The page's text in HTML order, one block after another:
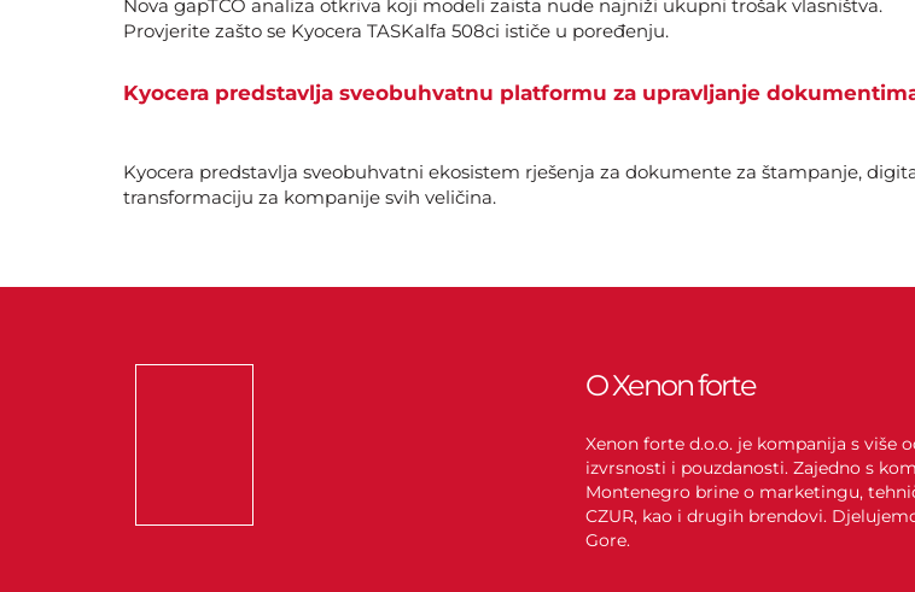
Nova gapTCO analiza otkriva koji modeli zaista nude najniži ukupni trošak vlasništva.
Provjerite zašto se Kyocera TASKalfa 508ci ističe u poređenju.
Kyocera predstavlja sveobuhvatnu platformu za upravljanje
Kyocera predstavlja sveobuhvatni ekosistem rješenja za dokumente za štampanje,
transformaciju za kompanije svih veličina.
O Xenon forte
Xenon forte d.o.o. je kompanija s više
izvrsnosti i pouzdanosti. Zajedno s
Montenegro brine o marketingu,
CZUR, kao i drugih brendovi.
Gore.